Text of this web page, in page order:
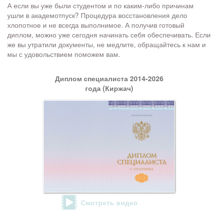
А если вы уже были студентом и по каким-либо причинам
ушли в академотпуск? Процедура восстановления дело
хлопотное и не всегда выполнимое. А получив готовый
диплом, можно уже сегодня начинать себя обеспечивать. Если
же вы утратили документы, не медлите, обращайтесь к нам и
мы с удовольствием поможем вам.
Диплом специалиста 2014-2026
года (Киржач)
Смотреть видео